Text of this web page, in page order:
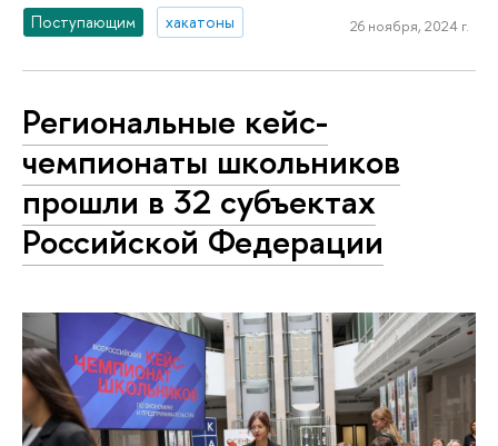
Поступающим хакатоны 26 ноября, 2024 г.
Региональные кейс-
чемпионаты школьников
прошли в 32 субъектах
Российской Федерации